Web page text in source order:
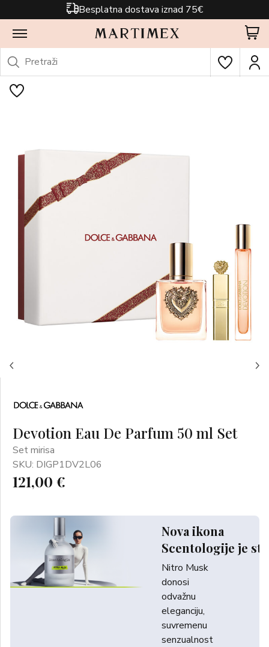
Besplatna dostava iznad 75€
Devotion Eau De Parfum 50 ml Set
Set mirisa
SKU: DIGP1DV2L06
121,00 €
Nova ikona
Scentologije je
Nitro Musk
donosi
odvažnu
eleganciju,
suvremenu
senzualnost